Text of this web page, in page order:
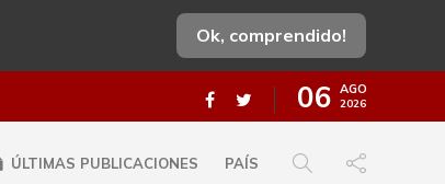
Ok, comprendido!
06 AGO
2026
ÚLTIMAS PUBLICACIONES PAÍS